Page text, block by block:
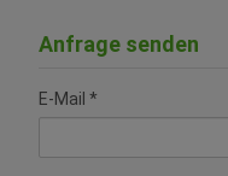
Anfrage senden
E-Mail